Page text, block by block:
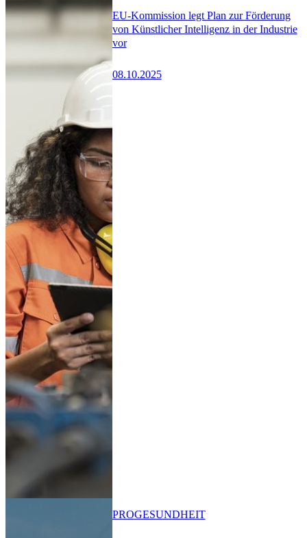
EU-Kommission legt Plan zur Förderung
von Künstlicher Intelligenz in der Industrie
vor
08.10.2025
PROGESUNDHEIT